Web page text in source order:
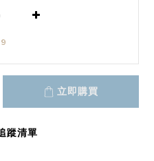
立即購買
蹤清單